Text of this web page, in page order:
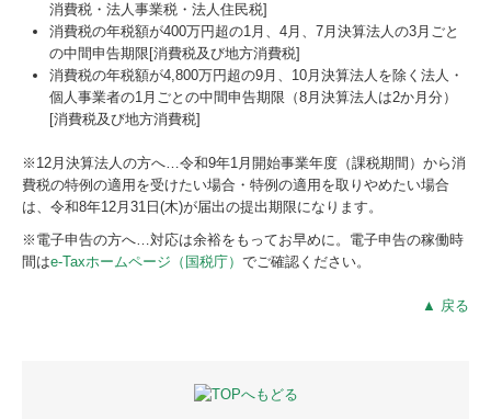
消費税・法人事業税・法人住民税]
消費税の年税額が400万円超の1月、4月、7月決算法人の3月ごと
の中間申告期限[消費税及び地方消費税]
消費税の年税額が4,800万円超の9月、10月決算法人を除く法人・
個人事業者の1月ごとの中間申告期限（8月決算法人は2か月分）
[消費税及び地方消費税]
※12月決算法人の方へ…令和9年1月開始事業年度（課税期間）から消
費税の特例の適用を受けたい場合・特例の適用を取りやめたい場合
は、令和8年12月31日(木)が届出の提出期限になります。
※電子申告の方へ…対応は余裕をもってお早めに。電子申告の稼働時
間はe-Taxホームページ（国税庁） でご確認ください。
▲ 戻る